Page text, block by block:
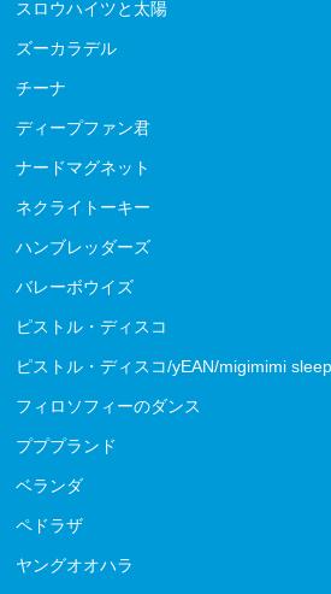
スロウハイツと太陽
ズーカラデル
チーナ
ディープファン君
ナードマグネット
ネクライトーキー
ハンブレッダーズ
バレーボウイズ
ピストル・ディスコ
ピストル・ディスコ/yEAN/migimimi
フィロソフィーのダンス
プププランド
ベランダ
ペドラザ
ヤングオオハラ